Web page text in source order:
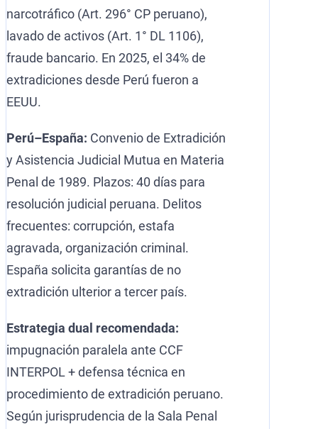
narcotráfico (Art. 296° CP peruano),
lavado de activos (Art. 1° DL 1106),
fraude bancario. En 2025, el 34% de
extradiciones desde Perú fueron a
EEUU.
Perú–España: Convenio de Extradición
y Asistencia Judicial Mutua en Materia
Penal de 1989. Plazos: 40 días para
resolución judicial peruana. Delitos
frecuentes: corrupción, estafa
agravada, organización criminal.
España solicita garantías de no
extradición ulterior a tercer país.
Estrategia dual recomendada:
impugnación paralela ante CCF
INTERPOL + defensa técnica en
procedimiento de extradición peruano.
Según jurisprudencia de la Sala Penal